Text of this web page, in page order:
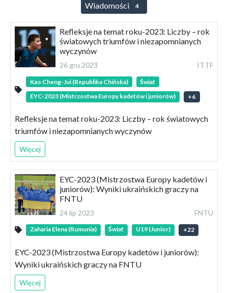
Wiadomości 4
Refleksje na temat roku-2023: Liczby – rok
światowych triumfów i niezapomnianych
wyczynów
26 gru 2023 ITTF
Kao Cheng-Jui (Republika Chińska)
Świat
EYC-2023 (Mistrzostwa Europy kadetów i juniorów)
+6
Refleksje na temat roku-2023: Liczby – rok światowych
triumfów i niezapomnianych wyczynów
Więcej
EYC-2023 (Mistrzostwa Europy kadetów i
juniorów): Wyniki ukraińskich graczy na
FNTU
24 lip 2023 FNTU
Zaharia Elena (Rumunia) Świat U19 (Junior) +22
EYC-2023 (Mistrzostwa Europy kadetów i juniorów):
Wyniki ukraińskich graczy na FNTU
Więcej